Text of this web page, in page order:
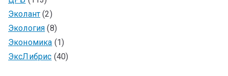
Эколант (2)
Экология (8)
Экономика (1)
ЭксЛибрис (40)